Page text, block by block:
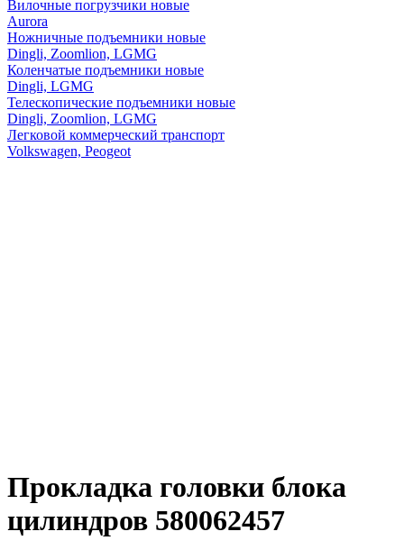
Вилочные погрузчики новые
Aurora
Ножничные подъемники новые
Dingli, Zoomlion, LGMG
Коленчатые подъемники новые
Dingli, LGMG
Телескопические подъемники новые
Dingli, Zoomlion, LGMG
Легковой коммерческий транспорт
Volkswagen, Peogeot
Прокладка головки блока
цилиндров 580062457